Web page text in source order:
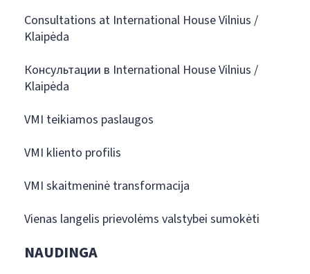
Consultations at International House Vilnius /
Klaipėda
Консультации в International House Vilnius /
Klaipėda
VMI teikiamos paslaugos
VMI kliento profilis
VMI skaitmeninė transformacija
Vienas langelis prievolėms valstybei sumokėti
NAUDINGA